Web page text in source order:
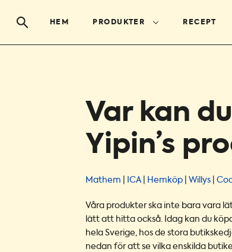
HEM PRODUKTER RECEPT
Var kan
Yipin’s
Mathem ICA Hemköp Willys
Våra produkter ska inte bara vara
lätt att hitta också. Idag kan du
hela Sverige, hos de stora
nedan för att se vilka enskilda